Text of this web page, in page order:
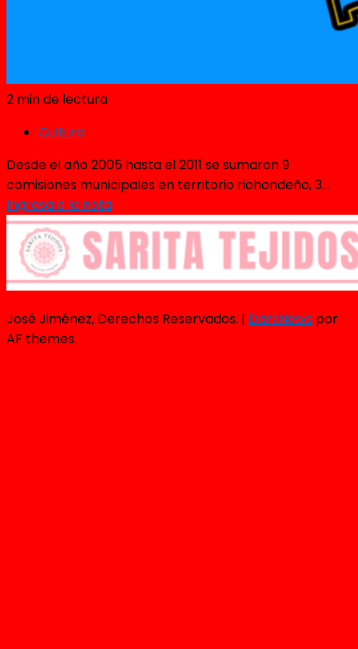
2 min de lectura
Cultura
Desde el año 2005 hasta el 2011 se sumaron 9
comisiones municipales en territorio riohondeño, 3...
Ingresa a la nota
José Jiménez, Derechos Reservados. | DarkNews por
AF themes.